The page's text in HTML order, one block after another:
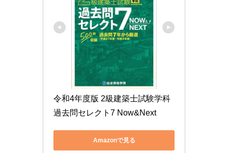
令和4年度版 2級建築士試験学科
過去問セレクト7 Now&Next
Amazonで見る